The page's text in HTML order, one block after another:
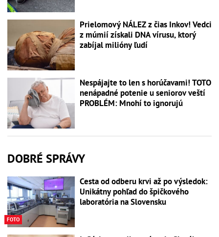
Prielomový NÁLEZ z čias Inkov! Vedci
z múmií získali DNA vírusu, ktorý
zabíjal milióny ľudí
Nespájajte to len s horúčavami! TOTO
nenápadné potenie u seniorov veští
PROBLÉM: Mnohí to ignorujú
DOBRÉ SPRÁVY
FOTO
Cesta od odberu krvi až po výsledok:
Unikátny pohľad do špičkového
laboratória na Slovensku